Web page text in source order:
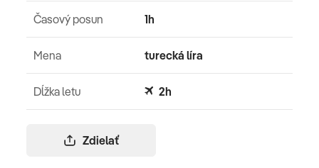
Zdielať
Časový posun 1h
Mena turecká líra
Dĺžka letu 2h